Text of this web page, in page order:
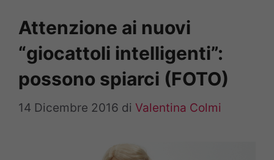
Attenzione ai nuovi
“giocattoli intelligenti”:
possono spiarci (FOTO)
14 Dicembre 2016 di Valentina Colmi